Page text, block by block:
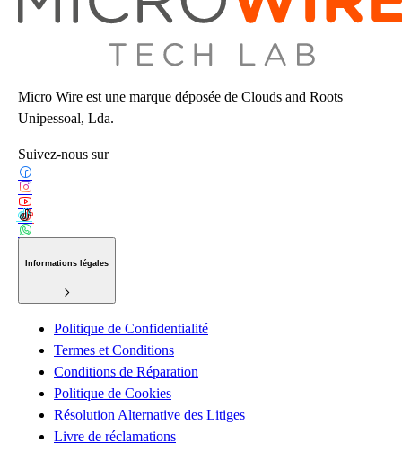
Micro Wire est une marque déposée de Clouds and Roots
Unipessoal, Lda.
Suivez-nous sur
Informations légales
Politique de Confidentialité
Termes et Conditions
Conditions de Réparation
Politique de Cookies
Résolution Alternative des Litiges
Livre de réclamations